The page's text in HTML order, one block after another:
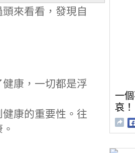
來看看，發現自
康，一切都是浮
康的重要性。往
一
哀！